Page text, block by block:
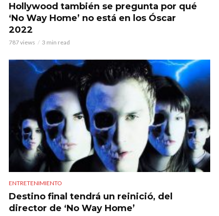
Hollywood también se pregunta por qué
‘No Way Home’ no está en los Óscar
2022
787 views 3 min read
ENTRETENIMIENTO
Destino final tendrá un reinició, del
director de ‘No Way Home’